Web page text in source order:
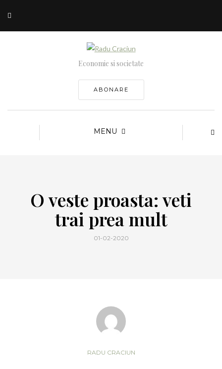
Economie si societate
ABONARE
MENU
O veste proasta: veti
trai prea mult
01-02-2020
RADU CRACIUN